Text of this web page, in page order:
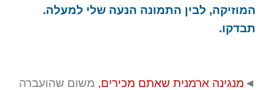
המוזיקה, לבין התמונה הנעה שלי למעלה.
תבדקו.
◄ מנגינה ארמנית שאתם מכירים, משום שהועברה